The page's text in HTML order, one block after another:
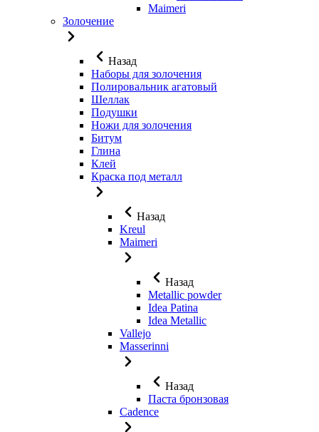
Maimeri
Золочение
Назад
Наборы для золочения
Полировальник агатовый
Шеллак
Подушки
Ножи для золочения
Битум
Глина
Клей
Краска под металл
Назад
Kreul
Maimeri
Назад
Metallic powder
Idea Patina
Idea Metallic
Vallejo
Masserinni
Назад
Паста бронзовая
Cadence